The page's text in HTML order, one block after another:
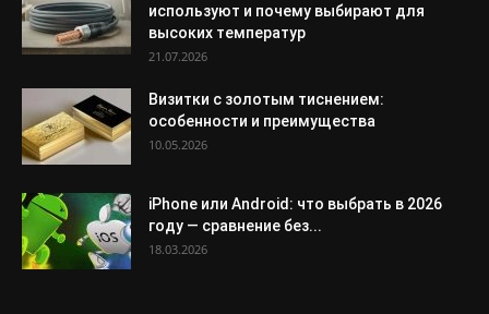
используют и почему выбирают для
высоких температур
21.07.2026
Визитки с золотым тиснением:
особенности и преимущества
10.05.2026
iPhone или Android: что выбрать в 2026
году — сравнение без...
18.03.2026